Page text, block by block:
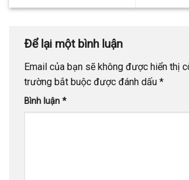
Để lại một bình luận
Email của bạn sẽ không được hiển thị
trường bắt buộc được đánh dấu *
Bình luận *